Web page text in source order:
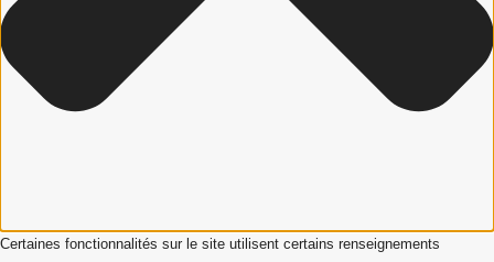
Certaines fonctionnalités sur le site utilisent certains renseignements